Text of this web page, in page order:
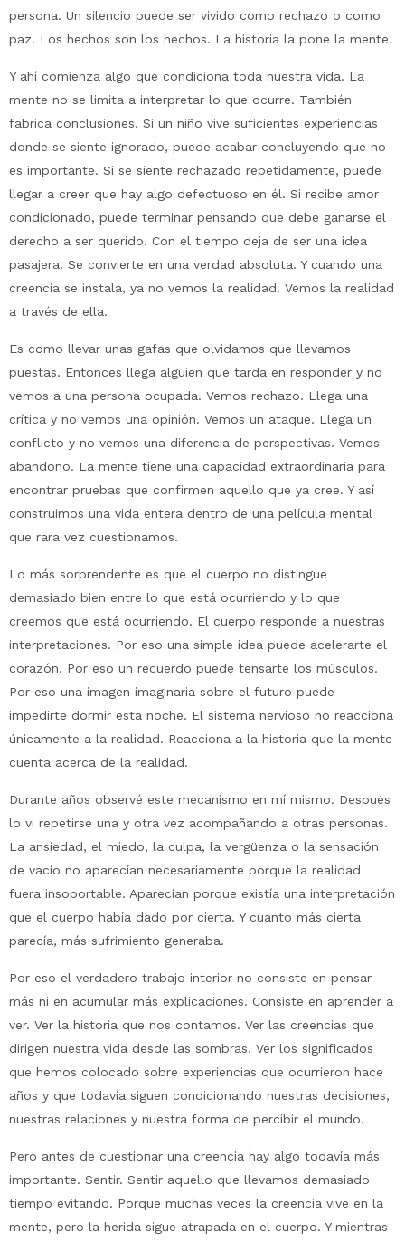
persona. Un silencio puede ser vivido como rechazo o como
paz. Los hechos son los hechos. La historia la pone la mente.
Y ahí comienza algo que condiciona toda nuestra vida. La
mente no se limita a interpretar lo que ocurre. También
fabrica conclusiones. Si un niño vive suficientes experiencias
donde se siente ignorado, puede acabar concluyendo que no
es importante. Si se siente rechazado repetidamente, puede
llegar a creer que hay algo defectuoso en él. Si recibe amor
condicionado, puede terminar pensando que debe ganarse el
derecho a ser querido. Con el tiempo deja de ser una idea
pasajera. Se convierte en una verdad absoluta. Y cuando una
creencia se instala, ya no vemos la realidad. Vemos la realidad
a través de ella.
Es como llevar unas gafas que olvidamos que llevamos
puestas. Entonces llega alguien que tarda en responder y no
vemos a una persona ocupada. Vemos rechazo. Llega una
crítica y no vemos una opinión. Vemos un ataque. Llega un
conflicto y no vemos una diferencia de perspectivas. Vemos
abandono. La mente tiene una capacidad extraordinaria para
encontrar pruebas que confirmen aquello que ya cree. Y así
construimos una vida entera dentro de una película mental
que rara vez cuestionamos.
Lo más sorprendente es que el cuerpo no distingue
demasiado bien entre lo que está ocurriendo y lo que
creemos que está ocurriendo. El cuerpo responde a nuestras
interpretaciones. Por eso una simple idea puede acelerarte el
corazón. Por eso un recuerdo puede tensarte los músculos.
Por eso una imagen imaginaria sobre el futuro puede
impedirte dormir esta noche. El sistema nervioso no reacciona
únicamente a la realidad. Reacciona a la historia que la mente
cuenta acerca de la realidad.
Durante años observé este mecanismo en mí mismo. Después
lo vi repetirse una y otra vez acompañando a otras personas.
La ansiedad, el miedo, la culpa, la vergüenza o la sensación
de vacío no aparecían necesariamente porque la realidad
fuera insoportable. Aparecían porque existía una interpretación
que el cuerpo había dado por cierta. Y cuanto más cierta
parecía, más sufrimiento generaba.
Por eso el verdadero trabajo interior no consiste en pensar
más ni en acumular más explicaciones. Consiste en aprender a
ver. Ver la historia que nos contamos. Ver las creencias que
dirigen nuestra vida desde las sombras. Ver los significados
que hemos colocado sobre experiencias que ocurrieron hace
años y que todavía siguen condicionando nuestras decisiones,
nuestras relaciones y nuestra forma de percibir el mundo.
Pero antes de cuestionar una creencia hay algo todavía más
importante. Sentir. Sentir aquello que llevamos demasiado
tiempo evitando. Porque muchas veces la creencia vive en la
mente, pero la herida sigue atrapada en el cuerpo. Y mientras